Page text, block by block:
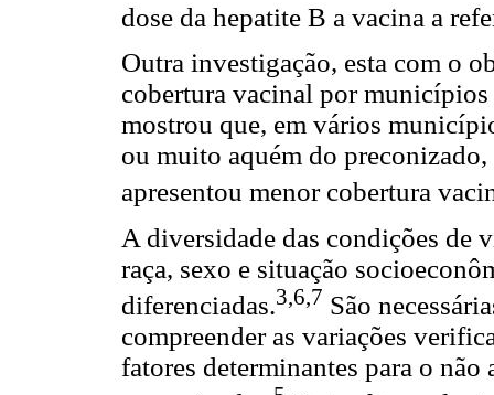
dose da hepatite B a vacina a
Outra investigação, esta com o
cobertura vacinal por
mostrou que, em vários
ou muito aquém do
apresentou menor cobertura
A diversidade das condições de
raça, sexo e situação
diferenciadas.3,6,7 São
compreender as variações
fatores determinantes para o